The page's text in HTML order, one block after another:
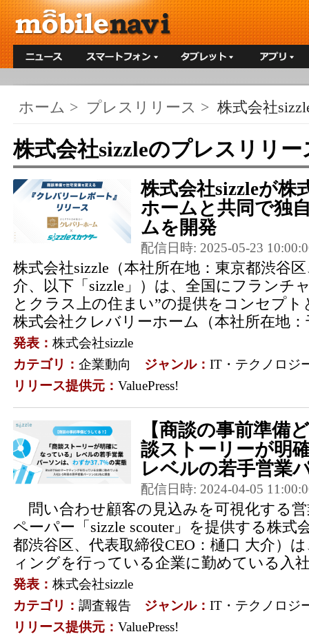
ホーム > プレスリリース > 株式会社
株式会社sizzleのプレスリリー
株式会社sizzleが株
ホームと共同で独
ムを開発
配信日時: 2025-05-23
株式会社sizzle（本社所在地：東京都渋谷
介、以下「sizzle」）は、全国にフランチ
とクラス上の住まい”の提供をコンセプ
株式会社クレバリーホーム（本社所在地：
発表： 株式会社sizzle
カテゴリ： 企業動向 ジャンル： IT・テクノロジ
リリース提供元： ValuePress!
【商談の事前準備
談ストーリーが明
レベルの若手営業
配信日時: 2024-04-05
問い合わせ顧客の見込みを可視化する
ペーパー「sizzle scouter」を提供する株式
都渋谷区、代表取締役CEO：樋口 大介）
ィングを行っている企業に勤めている入
発表： 株式会社sizzle
カテゴリ： 調査報告 ジャンル： IT・テクノロジ
リリース提供元： ValuePress!